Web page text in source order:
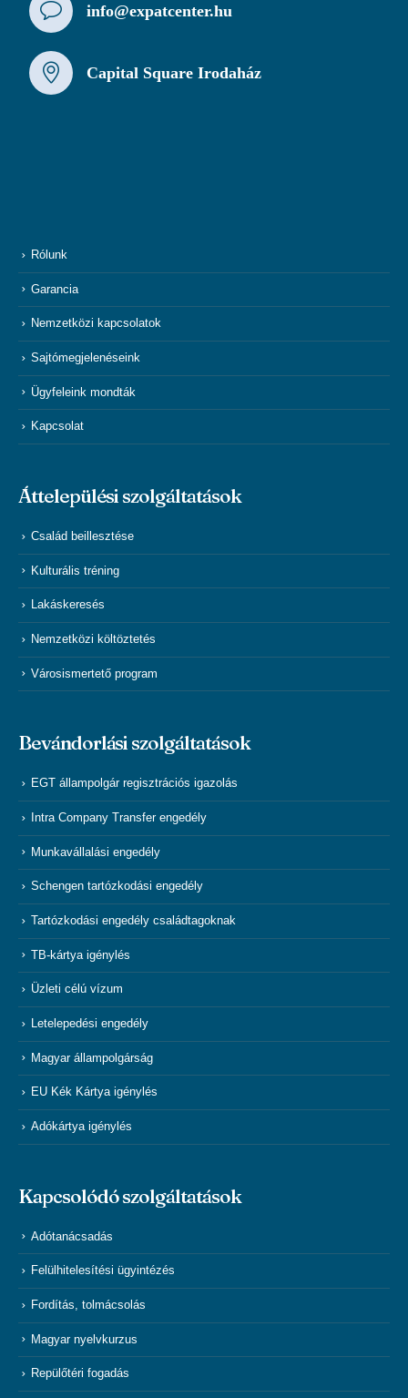
info@expatcenter.hu
Capital Square Irodaház
Rólunk
Garancia
Nemzetközi kapcsolatok
Sajtómegjelenéseink
Ügyfeleink mondták
Kapcsolat
Áttelepülési szolgáltatások
Család beillesztése
Kulturális tréning
Lakáskeresés
Nemzetközi költöztetés
Városismertető program
Bevándorlási szolgáltatások
EGT állampolgár regisztrációs igazolás
Intra Company Transfer engedély
Munkavállalási engedély
Schengen tartózkodási engedély
Tartózkodási engedély családtagoknak
TB-kártya igénylés
Üzleti célú vízum
Letelepedési engedély
Magyar állampolgárság
EU Kék Kártya igénylés
Adókártya igénylés
Kapcsolódó szolgáltatások
Adótanácsadás
Felülhitelesítési ügyintézés
Fordítás, tolmácsolás
Magyar nyelvkurzus
Repülőtéri fogadás